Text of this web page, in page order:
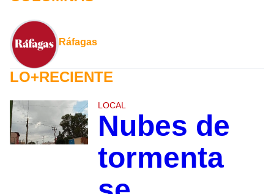
Ráfagas
LO+RECIENTE
LOCAL
Nubes de
tormenta